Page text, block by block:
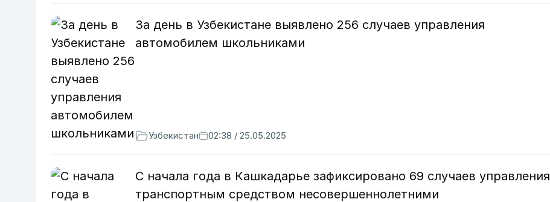
За день в Узбекистане выявлено 256 случаев управления
автомобилем школьниками
Узбекистан 02:38 / 25.05.2025
С начала года в Кашкадарье зафиксировано 69 случаев управления
транспортным средством несовершеннолетними